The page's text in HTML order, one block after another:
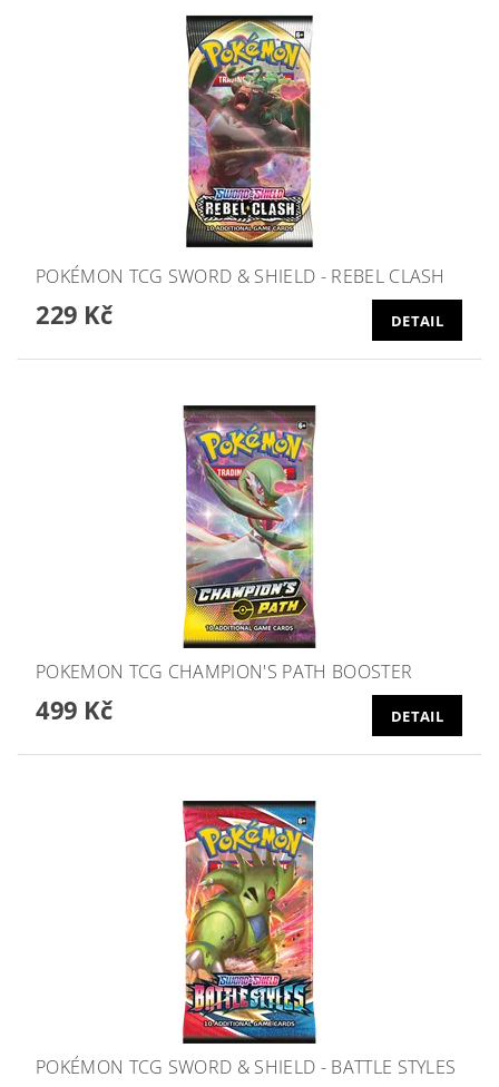
POKÉMON TCG SWORD & SHIELD - REBEL CLASH
229 Kč DETAIL
POKEMON TCG CHAMPION'S PATH BOOSTER
499 Kč DETAIL
POKÉMON TCG SWORD & SHIELD - BATTLE STYLES